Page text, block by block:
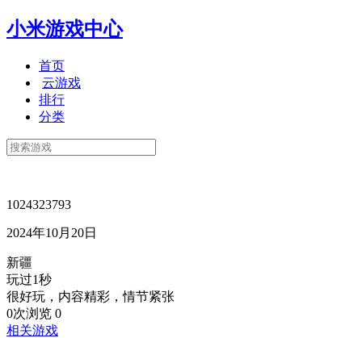
小米游戏中心
首页
云游戏
排行
分类
1024323793
2024年10月20日
新疆
玩过1秒
很好玩，内容精彩，情节紧张
0次浏览 0
相关游戏